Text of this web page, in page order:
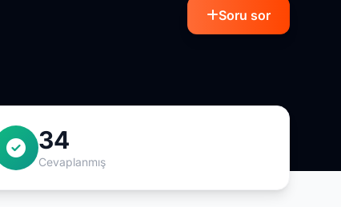
Soru sor
34
Cevaplanmış